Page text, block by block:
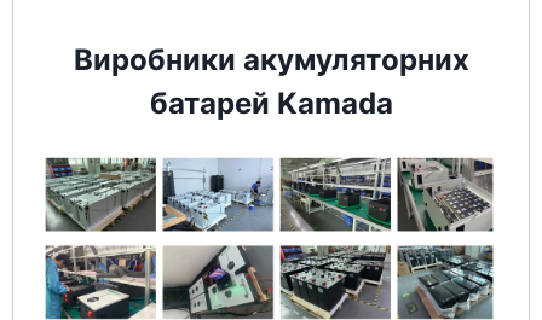
Виробники акумуляторних
батарей Kamada